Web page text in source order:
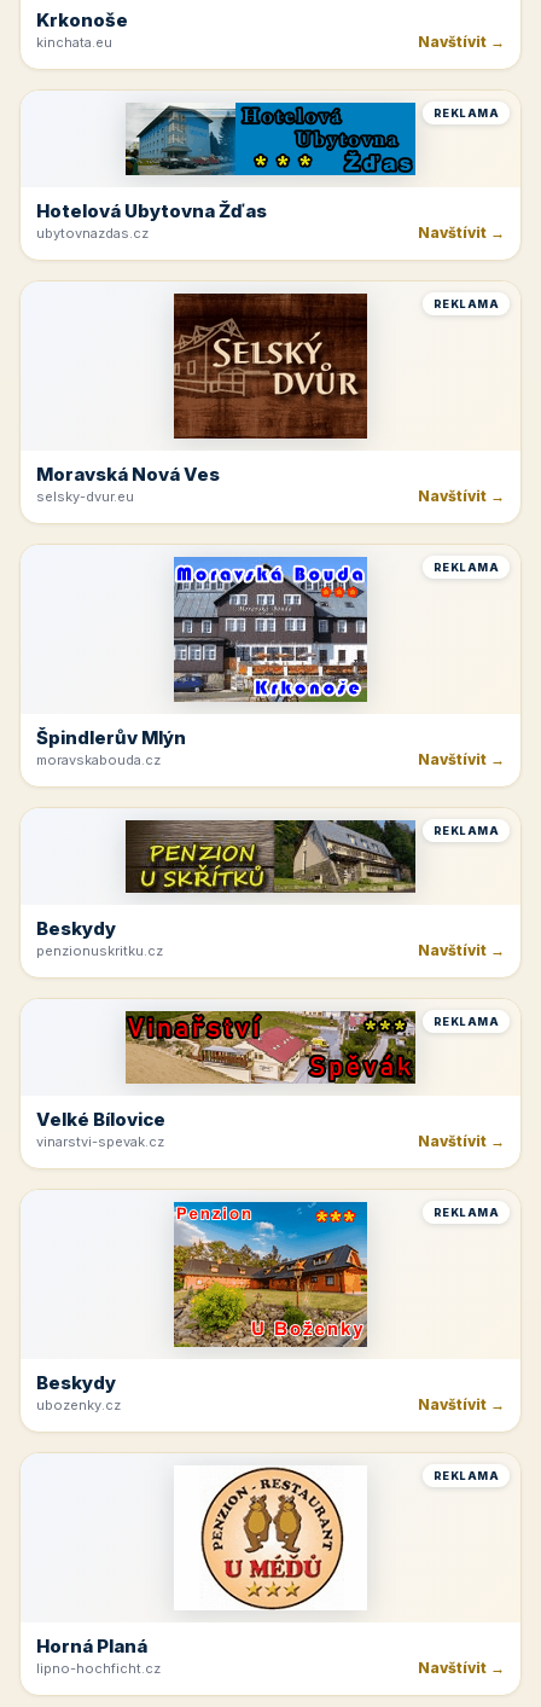
Krkonoše
kinchata.eu Navštívit →
REKLAMA
Hotelová Ubytovna Žďas
ubytovnazdas.cz Navštívit →
REKLAMA
Moravská Nová Ves
selsky-dvur.eu Navštívit →
REKLAMA
Špindlerův Mlýn
moravskabouda.cz Navštívit →
REKLAMA
Beskydy
penzionuskritku.cz Navštívit →
REKLAMA
Velké Bílovice
vinarstvi-spevak.cz Navštívit →
REKLAMA
Beskydy
ubozenky.cz Navštívit →
REKLAMA
Horná Planá
lipno-hochficht.cz Navštívit →